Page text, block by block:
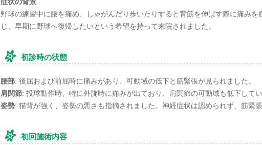
野球の練習中に腰を痛め、しゃがんだり歩いたりすると背筋を伸ばす際に痛み
じ、早期に野球へ復帰したいという希望を持って来院されました。
初診時の状態
腰部: 後屈および前屈時に痛みがあり、可動域の低下と筋緊張が見られました。
肩関節: 投球動作時、特に外旋時に痛みが出ており、肩関節の可動域も低下してい
姿勢: 猫背が強く、姿勢の悪さも指摘されました。神経症状は認められず、筋緊
初回施術内容